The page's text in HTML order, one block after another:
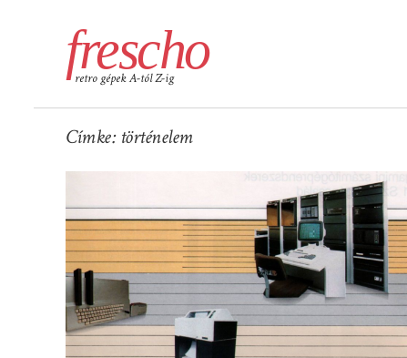
frescho
retro gépek A-tól Z-ig
Címke: történelem